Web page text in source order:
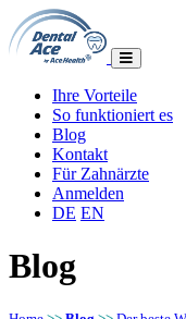
Ihre Vorteile
So funktioniert es
Blog
Kontakt
Für Zahnärzte
Anmelden
DE EN
Blog